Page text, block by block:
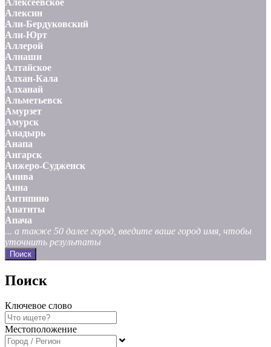
Алексин
Али-Бердуковский
Али-Юрт
Аллерой
Алнаши
Алтайское
Алхан-Кала
Алханай
Альметьевск
Амурзет
Амурск
Анадырь
Анапа
Ангарск
Анжеро-Судженск
Анива
Анна
Антипино
Апатиты
Апача
... а также 50 далее город, введите ваше город имя, чтобы
уточнить результаты
Поиск
Поиск
Ключевое слово
Местоположение